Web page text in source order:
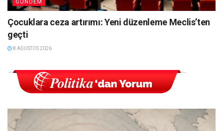
GÜNDEM
Çocuklara ceza artırımı: Yeni düzenleme Meclis’ten
geçti
8 AĞUSTOS 2026